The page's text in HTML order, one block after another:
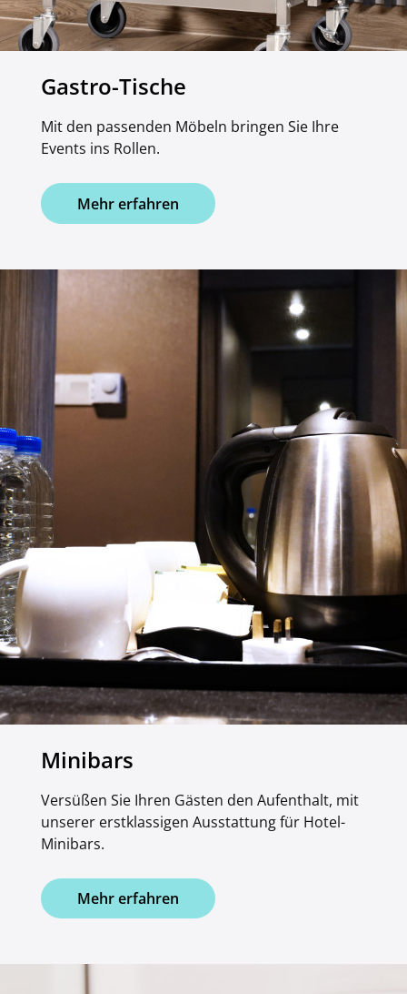
Gastro-Tische
Mit den passenden Möbeln bringen Sie Ihre
Events ins Rollen.
Mehr erfahren
Minibars
Versüßen Sie Ihren Gästen den Aufenthalt, mit
unserer erstklassigen Ausstattung für Hotel-
Minibars.
Mehr erfahren